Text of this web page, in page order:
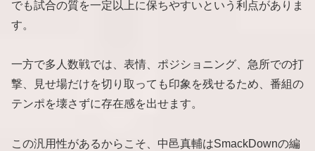
でも試合の質を一定以上に保ちやすいという利点がありま
す。
一方で多人数戦では、表情、ポジショニング、急所での打
撃、見せ場だけを切り取っても印象を残せるため、番組の
テンポを壊さずに存在感を出せます。
この汎用性があるからこそ、中邑真輔はSmackDownの編